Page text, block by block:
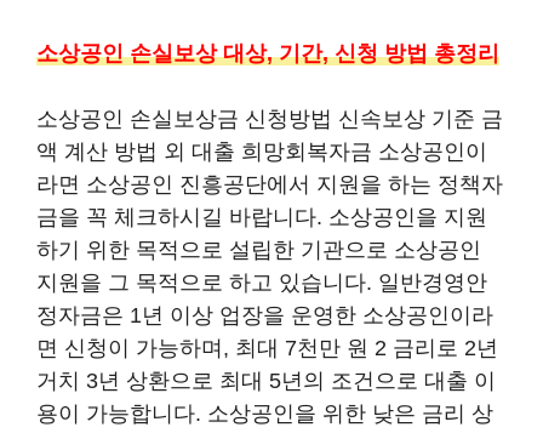
소상공인 손실보상 대상, 기간, 신청 방법 총정리
소상공인 손실보상금 신청방법 신속보상 기준 금
액 계산 방법 외 대출 희망회복자금 소상공인이
라면 소상공인 진흥공단에서 지원을 하는 정책자
금을 꼭 체크하시길 바랍니다. 소상공인을 지원
하기 위한 목적으로 설립한 기관으로 소상공인
지원을 그 목적으로 하고 있습니다. 일반경영안
정자금은 1년 이상 업장을 운영한 소상공인이라
면 신청이 가능하며, 최대 7천만 원 2 금리로 2년
거치 3년 상환으로 최대 5년의 조건으로 대출 이
용이 가능합니다. 소상공인을 위한 낮은 금리 상